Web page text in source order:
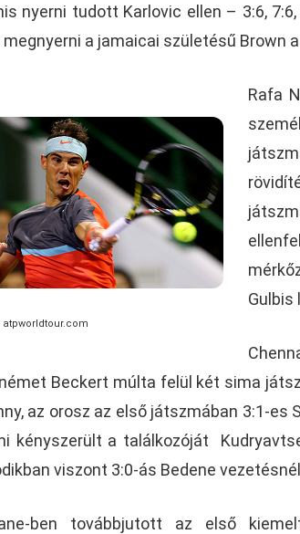
nyerni tudott Karlovic ellen – 3:6,
a jamaicai születésű Brown
atpworldtour.com
Rafa
Gulbis
Beckert múlta felül két sima
az orosz az első játszmában 3:1-
kényszerült a találkozóját
viszont 3:0-ás Bedene
ben továbbjutott az első